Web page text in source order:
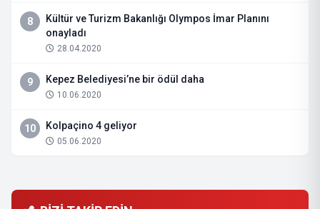
8
Kültür ve Turizm Bakanlığı Olympos İmar Planını
onayladı
28.04.2020
9 Kepez Belediyesi’ne bir ödül daha
10.06.2020
10 Kolpaçino 4 geliyor
05.06.2020